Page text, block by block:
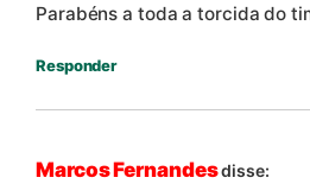
Parabéns a toda a torcida do
Responder
Marcos Fernandesdisse: